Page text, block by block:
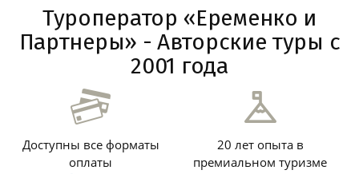
Туроператор «Еременко и
Партнеры» - Авторские туры с
2001 года
Доступны все форматы
оплаты
20 лет опыта в
премиальном туризме